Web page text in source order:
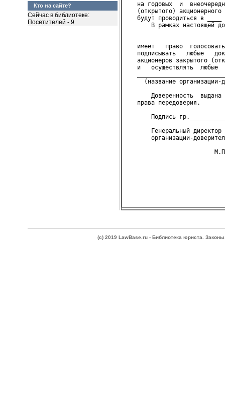
Кто на сайте?
Сейчас в библиотеке:
Посетителей - 9
на годовых  и
(открытого) акционерного
будут проводиться в ____
В рамках настоящей
имеет   право  голосовать
подписывать   любые
акционеров закрытого
и   осуществлять  любые
(название организации-
Доверенность  выдана
права передоверия.
Подпись
Генеральный директор
организации-доверителя
(c) 2019 LawBase.ru - Библиотека юриста.